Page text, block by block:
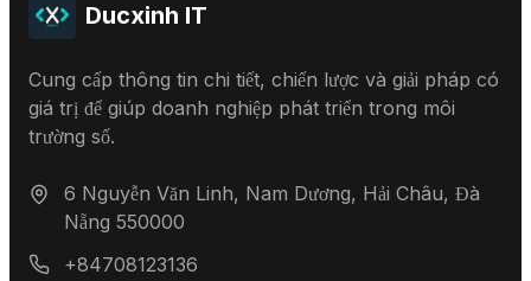
Ducxinh IT
Cung cấp thông tin chi tiết, chiến lược và giải pháp có
giá trị để giúp doanh nghiệp phát triển trong môi
trường số.
6 Nguyễn Văn Linh, Nam Dương, Hải Châu, Đà
Nẵng 550000
+84708123136